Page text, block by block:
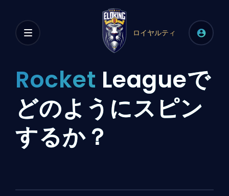
ロイヤルティ
Rocket Leagueで
どのようにスピン
するか？